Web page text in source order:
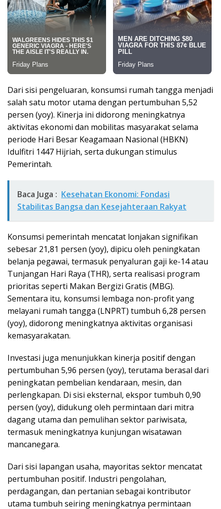
Dari sisi pengeluaran, konsumsi rumah tangga menjadi
salah satu motor utama dengan pertumbuhan 5,52
persen (yoy). Kinerja ini didorong meningkatnya
aktivitas ekonomi dan mobilitas masyarakat selama
periode Hari Besar Keagamaan Nasional (HBKN)
Idulfitri 1447 Hijriah, serta dukungan stimulus
Pemerintah.
Baca Juga : Kesehatan Ekonomi: Fondasi
Stabilitas Bangsa dan Kesejahteraan Rakyat
Konsumsi pemerintah mencatat lonjakan signifikan
sebesar 21,81 persen (yoy), dipicu oleh peningkatan
belanja pegawai, termasuk penyaluran gaji ke-14 atau
Tunjangan Hari Raya (THR), serta realisasi program
prioritas seperti Makan Bergizi Gratis (MBG).
Sementara itu, konsumsi lembaga non-profit yang
melayani rumah tangga (LNPRT) tumbuh 6,28 persen
(yoy), didorong meningkatnya aktivitas organisasi
kemasyarakatan.
Investasi juga menunjukkan kinerja positif dengan
pertumbuhan 5,96 persen (yoy), terutama berasal dari
peningkatan pembelian kendaraan, mesin, dan
perlengkapan. Di sisi eksternal, ekspor tumbuh 0,90
persen (yoy), didukung oleh permintaan dari mitra
dagang utama dan pemulihan sektor pariwisata,
termasuk meningkatnya kunjungan wisatawan
mancanegara.
Dari sisi lapangan usaha, mayoritas sektor mencatat
pertumbuhan positif. Industri pengolahan,
perdagangan, dan pertanian sebagai kontributor
utama tumbuh seiring meningkatnya permintaan